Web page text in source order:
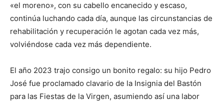
«el moreno», con su cabello encanecido y escaso,
continúa luchando cada día, aunque las circunstancias de
rehabilitación y recuperación le agotan cada vez más,
volviéndose cada vez más dependiente.
El año 2023 trajo consigo un bonito regalo: su hijo Pedro
José fue proclamado clavario de la Insignia del Bastón
para las Fiestas de la Virgen, asumiendo así una labor